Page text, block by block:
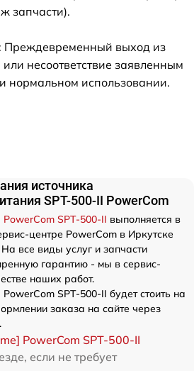
запчасти).
Преждевременный выход из
или несоответствие заявленным
нормальном использовании.
источника
SPT-500-II PowerCom
SPT-500-II выполняется в
центре PowerCom в Иркутске
все виды услуг и запчасти
гарантию - мы в сервис-
наших работ.
SPT-500-II будет стоить на
заказа на сайте через
PowerCom SPT-500-II
если не требует